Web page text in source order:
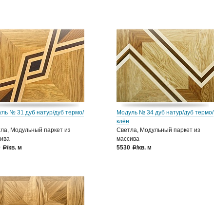
№ 31 дуб натур/дуб термо/
Модульный паркет из
a/кв. м
Модуль № 34 дуб натур/дуб термо/
клён
Светла, Модульный паркет из
массива
5530
a/кв. м